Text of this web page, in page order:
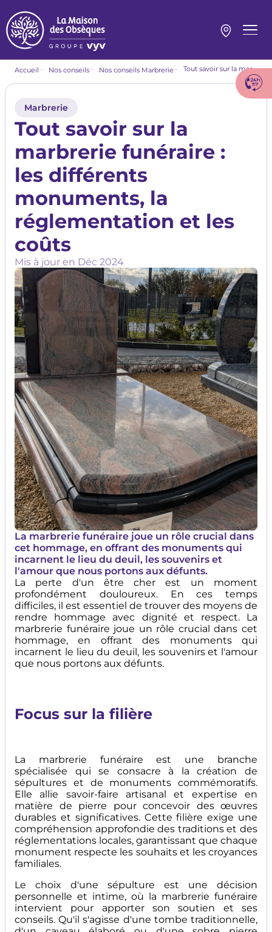
au
contenu
principal
Menu
Fil
Accueil Nos conseils Nos conseils Marbrerie Tout savoir sur la marbrerie funéraire : les différents monuments, la réglementation et les coûts
Marbrerie
Tout savoir sur la
marbrerie funéraire :
les différents
monuments, la
réglementation et les
coûts
Mis à jour en Déc 2024
Image
La marbrerie funéraire joue un rôle crucial dans
cet hommage, en offrant des monuments qui
incarnent le lieu du deuil, les souvenirs et
l'amour que nous portons aux défunts.
La perte d'un être cher est un moment
profondément douloureux. En ces temps
difficiles, il est essentiel de trouver des moyens de
rendre hommage avec dignité et respect. La
marbrerie funéraire joue un rôle crucial dans cet
hommage, en offrant des monuments qui
incarnent le lieu du deuil, les souvenirs et l'amour
que nous portons aux défunts.
Focus sur la filière
La marbrerie funéraire est une branche
spécialisée qui se consacre à la création de
sépultures et de monuments commémoratifs.
Elle allie savoir-faire artisanal et expertise en
matière de pierre pour concevoir des œuvres
durables et significatives. Cette filière exige une
compréhension approfondie des traditions et des
réglementations locales, garantissant que chaque
monument respecte les souhaits et les croyances
familiales.
Le choix d'une sépulture est une décision
personnelle et intime, où la marbrerie funéraire
intervient pour apporter son soutien et ses
conseils. Qu'il s'agisse d'une tombe traditionnelle,